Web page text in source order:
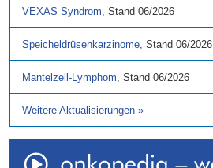
VEXAS Syndrom, Stand 06/2026
Speicheldrüsenkarzinome, Stand 06/2026
Mantelzell-Lymphom, Stand 06/2026
Weitere Aktualisierungen »